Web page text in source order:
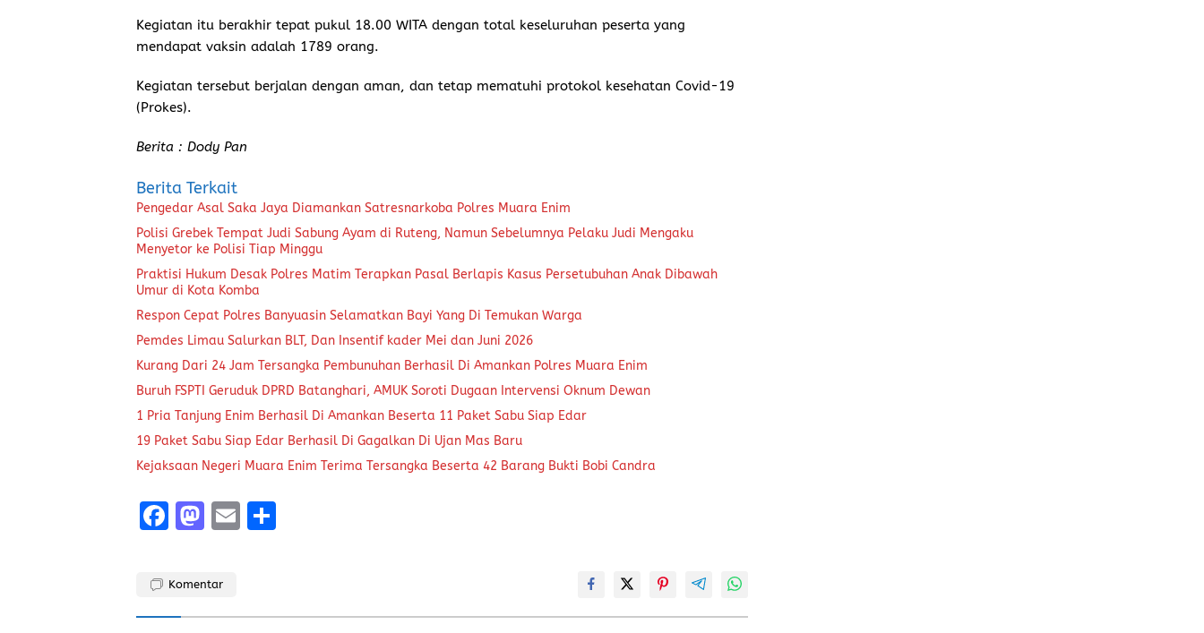
Kegiatan itu berakhir tepat pukul 18.00 WITA dengan total keseluruhan peserta yang
mendapat vaksin adalah 1789 orang.
Kegiatan tersebut berjalan dengan aman, dan tetap mematuhi protokol kesehatan Covid-19
(Prokes).
Berita : Dody Pan
Berita Terkait
Pengedar Asal Saka Jaya Diamankan Satresnarkoba Polres Muara Enim
Polisi Grebek Tempat Judi Sabung Ayam di Ruteng, Namun Sebelumnya Pelaku Judi Mengaku
Menyetor ke Polisi Tiap Minggu
Praktisi Hukum Desak Polres Matim Terapkan Pasal Berlapis Kasus Persetubuhan Anak Dibawah
Umur di Kota Komba
Respon Cepat Polres Banyuasin Selamatkan Bayi Yang Di Temukan Warga
Pemdes Limau Salurkan BLT, Dan Insentif kader Mei dan Juni 2026
Kurang Dari 24 Jam Tersangka Pembunuhan Berhasil Di Amankan Polres Muara Enim
Buruh FSPTI Geruduk DPRD Batanghari, AMUK Soroti Dugaan Intervensi Oknum Dewan
1 Pria Tanjung Enim Berhasil Di Amankan Beserta 11 Paket Sabu Siap Edar
19 Paket Sabu Siap Edar Berhasil Di Gagalkan Di Ujan Mas Baru
Kejaksaan Negeri Muara Enim Terima Tersangka Beserta 42 Barang Bukti Bobi Candra
F
ce
M
st
E
Komentar